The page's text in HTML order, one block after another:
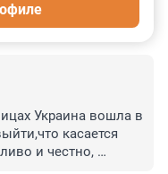
Украина вошла в
касается
и честно,